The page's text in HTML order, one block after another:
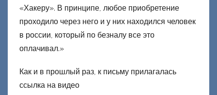
«Хакеру». В принципе, любое приобретение
проходило через него и у них находился человек
в россии, который по безналу все это
оплачивал.»
Как и в прошлый раз, к письму прилагалась
ссылка на видео